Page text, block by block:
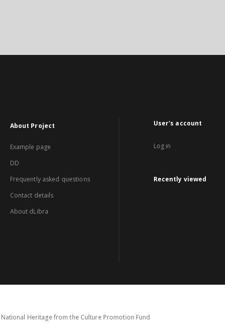
About Project
Example page
DD
Frequently asked questions
Contact details
About dLibra
User's account
Log in
Recently viewed
Heritage from the Culture Promotion Fund